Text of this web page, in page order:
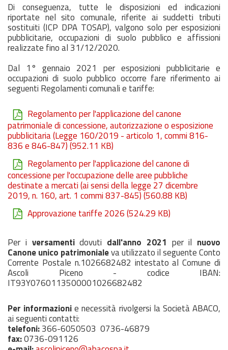
Di conseguenza, tutte le disposizioni ed indicazioni
riportate nel sito comunale, riferite ai suddetti tributi
sostituiti (ICP DPA TOSAP), valgono solo per esposizioni
pubblicitarie, occupazioni di suolo pubblico e affissioni
realizzate fino al 31/12/2020.
Dal 1° gennaio 2021 per esposizioni pubblicitarie e
occupazioni di suolo pubblico occorre fare riferimento ai
seguenti Regolamenti comunali e tariffe:
Regolamento per l'applicazione del canone
patrimoniale di concessione, autorizzazione o esposizione
pubblicitaria (Legge 160/2019 - articolo 1, commi 816-
836 e 846-847)(952.11 KB)
Regolamento per l'applicazione del canone di
concessione per l'occupazione delle aree pubbliche
destinate a mercati (ai sensi della legge 27 dicembre
2019, n. 160, art. 1 commi 837-845)(560.88 KB)
Approvazione tariffe 2026(524.29 KB)
Per i versamentidovuti dall'anno 2021 per il nuovo
Canone unico patrimonialeva utilizzato il seguente Conto
Corrente Postale n.1026682482 intestato al Comune di
Ascoli Piceno - codice IBAN:
IT93Y0760113500001026682482
Per informazionie necessità rivolgersi la Società ABACO,
ai seguenti contatti:
telefoni:366-6050503 0736-46879
fax:0736-091126